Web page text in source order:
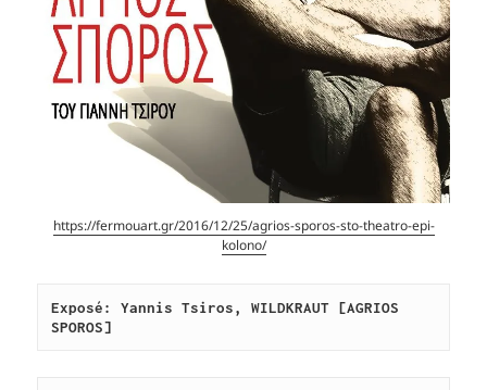
https://fermouart.gr/2016/12/25/agrios-sporos-sto-theatro-epi-
kolono/
Exposé: Yannis Tsiros, WILDKRAUT [AGRIOS
SPOROS]